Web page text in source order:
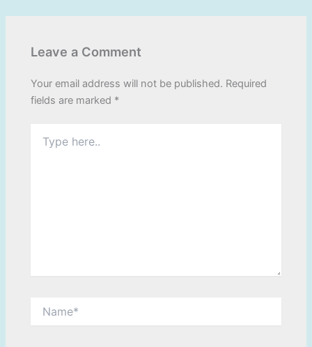
Leave a Comment
Your email address will not be published. Required
fields are marked *
here..